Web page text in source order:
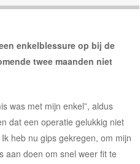
enkelblessure op bij de
twee maanden niet
was met mijn enkel”, aldus
dat een operatie gelukkig niet
heb nu gips gekregen, om mijn
aan doen om snel weer fit te